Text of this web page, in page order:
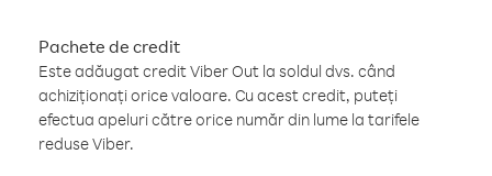
Pachete de credit
Este adăugat credit Viber Out la soldul dvs. când
achiziționați orice valoare. Cu acest credit, puteți
efectua apeluri către orice număr din lume la tarifele
reduse Viber.